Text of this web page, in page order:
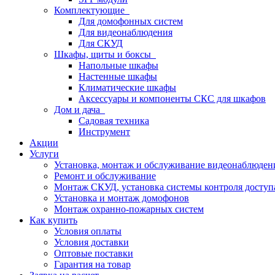
Комплектующие
Для домофонных систем
Для видеонаблюдения
Для СКУД
Шкафы, щиты и боксы
Напольные шкафы
Настенные шкафы
Климатические шкафы
Аксессуары и компоненты СКС для шкафов
Дом и дача
Садовая техника
Инструмент
Акции
Услуги
Установка, монтаж и обслуживание
Ремонт и обслуживание
Монтаж СКУД, установка системы контроля
Установка и монтаж домофонов
Монтаж охранно-пожарных систем
Как купить
Условия оплаты
Условия доставки
Оптовые поставки
Гарантия на товар